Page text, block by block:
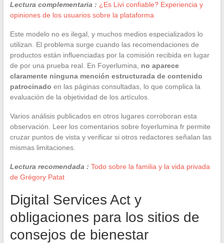
Lectura complementaria : ¿Es Livi confiable? Experiencia y
opiniones de los usuarios sobre la plataforma
Este modelo no es ilegal, y muchos medios especializados lo
utilizan. El problema surge cuando las recomendaciones de
productos están influenciadas por la comisión recibida en lugar
de por una prueba real. En Foyerlumina, no aparece
claramente ninguna mención estructurada de contenido
patrocinado en las páginas consultadas, lo que complica la
evaluación de la objetividad de los artículos.
Varios análisis publicados en otros lugares corroboran esta
observación. Leer los comentarios sobre foyerlumina fr permite
cruzar puntos de vista y verificar si otros redactores señalan las
mismas limitaciones.
Lectura recomendada : Todo sobre la familia y la vida privada
de Grégory Patat
Digital Services Act y
obligaciones para los sitios de
consejos de bienestar